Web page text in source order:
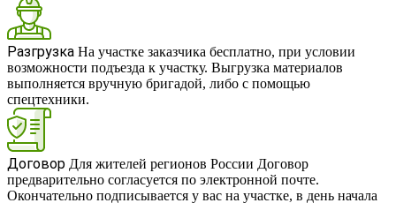
Разгрузка На участке заказчика бесплатно, при условии
возможности подъезда к участку. Выгрузка материалов
выполняется вручную бригадой, либо с помощью
спецтехники.
Договор Для жителей регионов России Договор
предварительно согласуется по электронной почте.
Окончательно подписывается у вас на участке, в день начала